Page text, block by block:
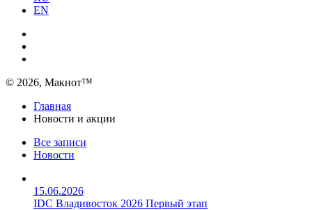
EN
© 2026, Макнот™
Главная
Новости и акции
Все записи
Новости
15.06.2026
IDC Владивосток 2026 Первый этап